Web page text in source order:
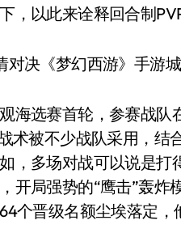
，以此来诠释回合制
选赛首轮，参赛战队
术被不少战队采用，
，多场对战可以说是打
开局强势的“鹰击”轰炸
个晋级名额尘埃落定